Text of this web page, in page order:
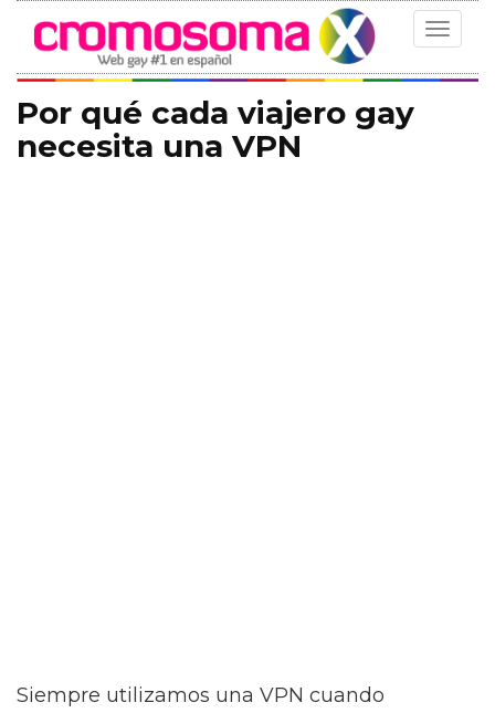
Toggle
Por qué cada viajero gay
necesita una VPN
Siempre utilizamos una VPN cuando